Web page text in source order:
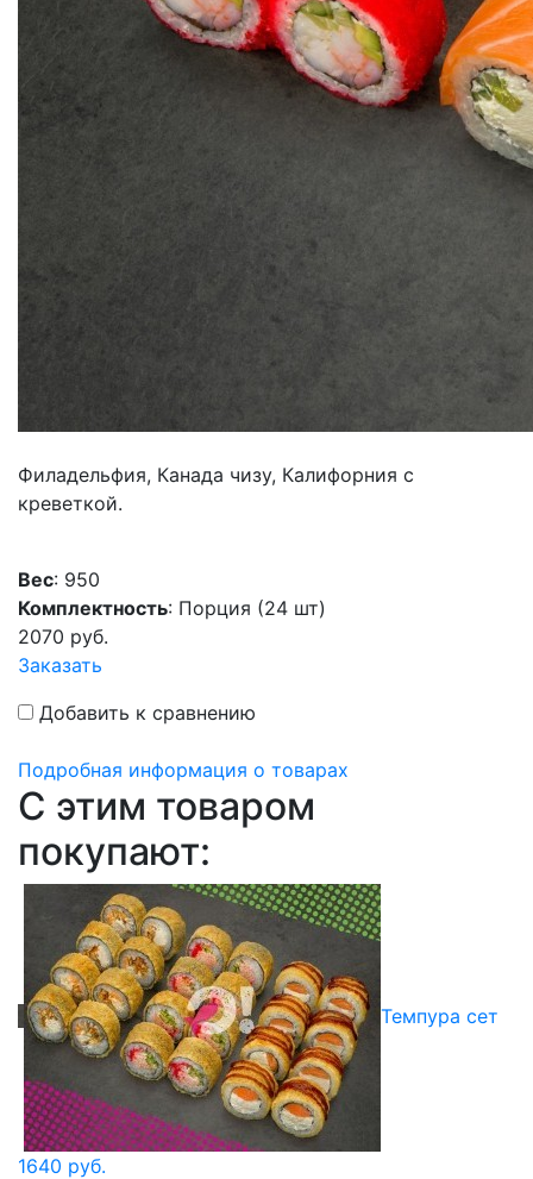
Филадельфия, Канада чизу, Калифорния с
креветкой.
Вес: 950
Комплектность: Порция (24 шт)
2070 руб.
Заказать
Добавить к сравнению
Подробная информация о товарах
C этим товаром
покупают:
Темпура сет
1640 руб.